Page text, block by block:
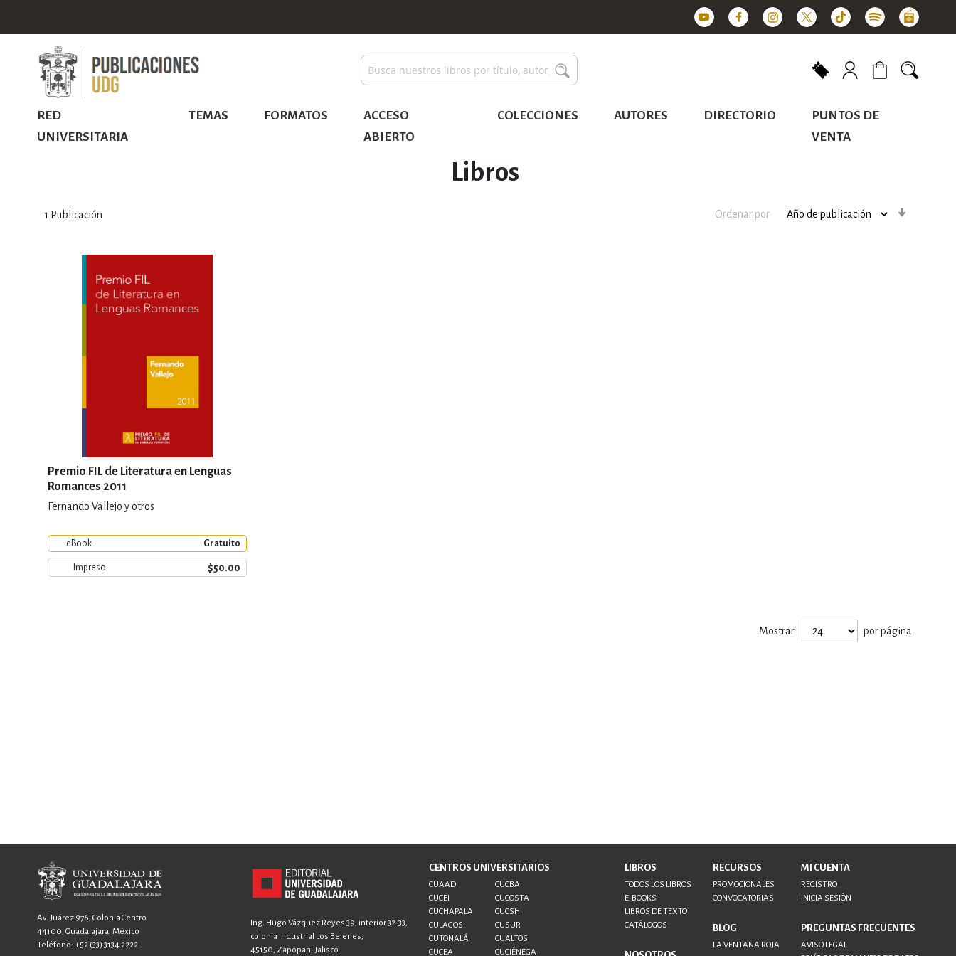
Buscar
RED
UNIVERSITARIA
TEMAS FORMATOS
ACCESO
ABIERTO
COLECCIONES AUTORES DIRECTORIO
PUNTOS DE
VENTA
Libros
1 Publicación Ordenar por
Premio FIL de Literatura en Lenguas
Romances 2011
Fernando Vallejo y otros
eBook Gratuito
Impreso $50.00
Mostrar por página
Av. Juárez 976, Colonia Centro
44100, Guadalajara, México
Teléfono: +52 (33) 3134 2222
Ing. Hugo Vázquez Reyes 39, interior 32-33,
colonia Industrial Los Belenes,
45150, Zapopan, Jalisco.
CENTROS UNIVERSITARIOS
CUAAD
CUCBA
CUCEI
CUCOSTA
CUCHAPALA
CUCSH
CULAGOS
CUSUR
CUTONALÁ
CUALTOS
CUCEA
CUCIÉNEGA
LIBROS
TODOS LOS LIBROS
E-BOOKS
LIBROS DE TEXTO
CATÁLOGOS
RECURSOS
PROMOCIONALES
CONVOCATORIAS
BLOG
LA VENTANA ROJA
MI CUENTA
REGISTRO
INICIA SESIÓN
PREGUNTAS FRECUENTES
AVISO LEGAL